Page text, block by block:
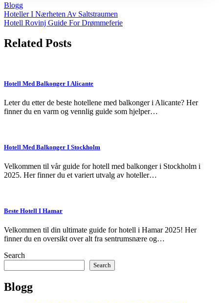
Blogg
Post
navigation
Hoteller I Nærheten Av Saltstraumen
Hotell Rovinj Guide For Drømmeferie
Related Posts
Hotell Med Balkonger I Alicante
Leter du etter de beste hotellene med balkonger i Alicante? Her
finner du en varm og vennlig guide som hjelper…
Hotell Med Balkonger I Stockholm
Velkommen til vår guide for hotell med balkonger i Stockholm i
2025. Her finner du et variert utvalg av hoteller…
Beste Hotell I Hamar
Velkommen til din ultimate guide for hotell i Hamar 2025! Her
finner du en oversikt over alt fra sentrumsnære og…
Search
Search
Blogg